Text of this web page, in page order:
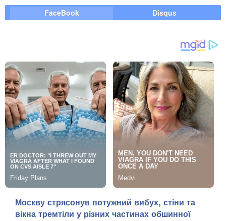
FaceBook Disqus
Москву стрясонув потужний вибух, стіни та
вікна тремтіли у різних частинах обшинної